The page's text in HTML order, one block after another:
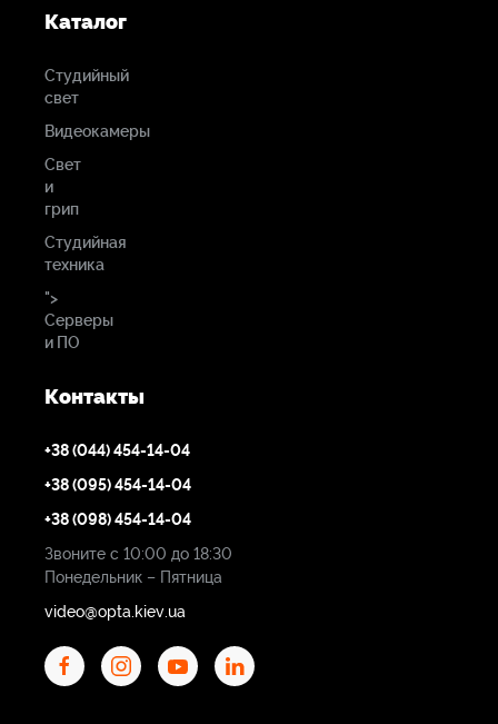
Частота: 433MHz
Рабочая температура, С: 0 - 40С
Вес,г: 155
Каталог
Студийный
свет
Видеокамеры
Свет
и
грип
Студийная
техника
">
Серверы
и ПО
Контакты
+38 (044) 454-14-04
+38 (095) 454-14-04
+38 (098) 454-14-04
Звоните с 10:00 до 18:30
Понедельник – Пятница
video@opta.kiev.ua